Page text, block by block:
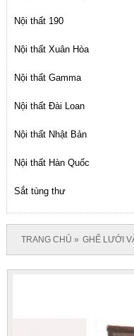
Nội thất 190
Nội thất Xuân Hòa
Nội thất Gamma
Nội thất Đài Loan
Nội thất Nhật Bản
Nội thất Hàn Quốc
Sắt tùng thư
TRANG CHỦ GHẾ LƯỚI